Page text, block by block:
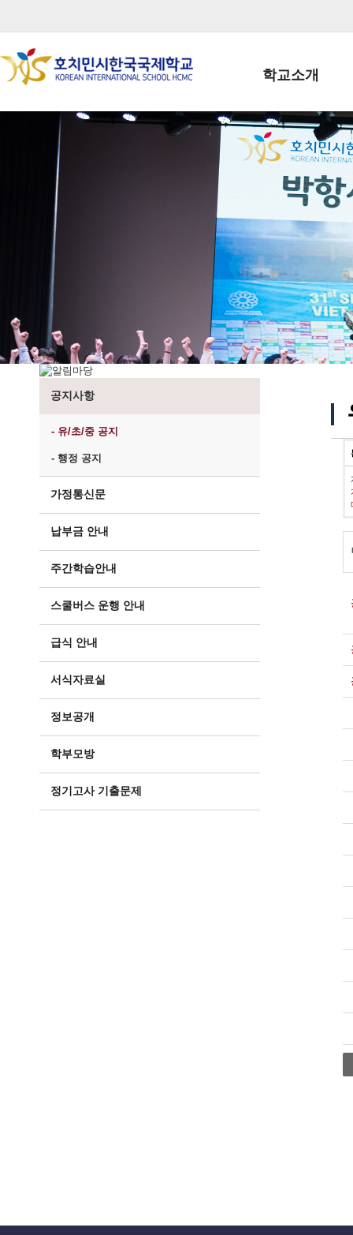
학교소개
학교장인사말
학생회장인사말
학교상징
학교 CI
교직원현황
학생현황
위치/전화
전경사진
공지사항
- 유/초/중 공지
- 행정 공지
가정통신문
납부금 안내
주간학습안내
스쿨버스 운행 안내
급식 안내
서식자료실
정보공개
학부모방
정기고사 기출문제